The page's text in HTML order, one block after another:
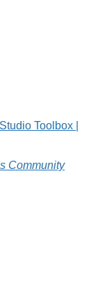
Toolbox |
Community